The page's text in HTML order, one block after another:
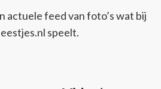
actuele feed van foto’s wat bij
speelt.